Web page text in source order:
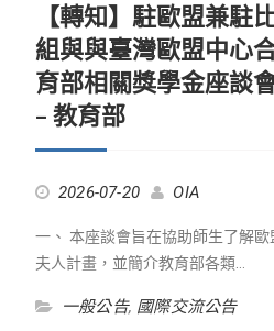
【轉知】駐歐盟兼駐
組與與臺灣歐盟中心
育部相關獎學金座談
– 教育部
2026-07-20 OIA
一、 本座談會旨在協助師生了解
夫人計畫，並簡介教育部各類…
一般公告, 國際交流公告